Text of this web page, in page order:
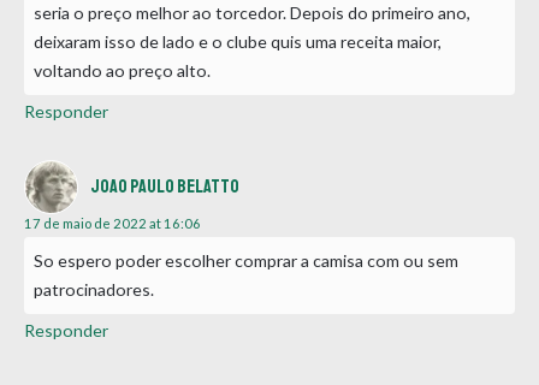
seria o preço melhor ao torcedor. Depois do primeiro ano,
deixaram isso de lado e o clube quis uma receita maior,
voltando ao preço alto.
Responder
Joao Paulo Belatto
17 de maio de 2022 at 16:06
So espero poder escolher comprar a camisa com ou sem
patrocinadores.
Responder